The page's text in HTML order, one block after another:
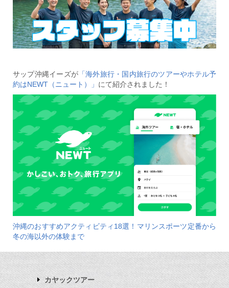
サップ沖縄イーズが 「海外旅行・国内旅行のツアーやホテル予
約はNEWT（ニュート）」 にて紹介されました！
沖縄のおすすめアクティビティ18選！マリンスポーツ定番から
冬の海以外の体験まで
カヤックツアー